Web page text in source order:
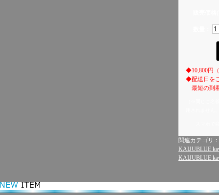
◆10,800円
◆配送日を
最短の到
関連カテゴリ：
KAIJUBLUE
KAIJUBLUE